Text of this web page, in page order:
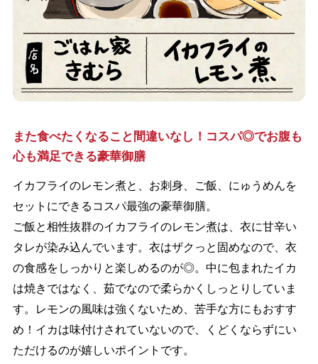
また食べたくなること間違いなし！コスパ◎でお腹も
心も満足できる豪華御膳
イカフライのレモン煮と、お刺身、ご飯、にゅうめんを
セットにできるコスパ最強の豪華御膳。
ご飯と相性抜群のイカフライのレモン煮は、衣に甘辛い
タレが染み込んでいます。衣はザクっと固めなので、衣
の食感をしっかりと楽しめるのが◎。中に包まれたイカ
は焼きではなく、茹でなので柔らかくしっとりしていま
す。レモンの風味は強くないため、苦手な方にもおすす
め！イカは味付けされていないので、くどくならずにい
ただけるのが嬉しいポイントです。